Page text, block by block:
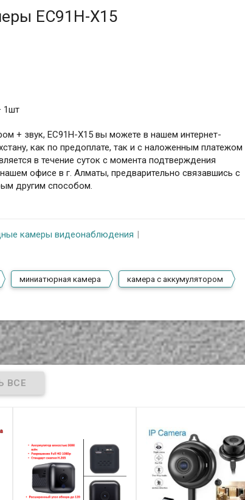
EC91H-X15
1шт
+ звук, EC91H-X15 вы можете в нашем интернет-
как по предоплате, так и с наложенным платежом
в течение суток с момента подтверждения
офисе в г. Алматы, предварительно связавшись с
другим способом.
камеры видеонаблюдения
миниатюрная камера камера с аккумулятором